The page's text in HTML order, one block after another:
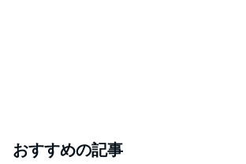
おすすめの記事